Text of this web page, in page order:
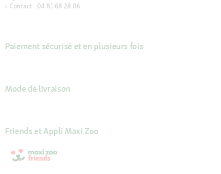
Contact : 04 81 68 28 06
Paiement sécurisé et en plusieurs fois
Mode de livraison
Friends et Appli Maxi Zoo